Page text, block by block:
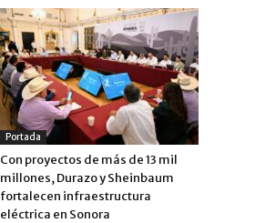
Portada
Con proyectos de más de 13 mil
millones, Durazo y Sheinbaum
fortalecen infraestructura
eléctrica en Sonora